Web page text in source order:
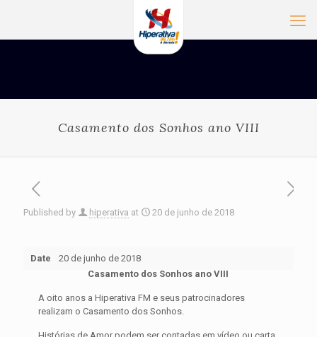
Casamento dos Sonhos ano VIII
Published by hiperativa at 20 de junho de 2018
Date
20 de junho de 2018
Casamento dos Sonhos ano VIII
A oito anos a Hiperativa FM e seus patrocinadores
realizam o Casamento dos Sonhos.